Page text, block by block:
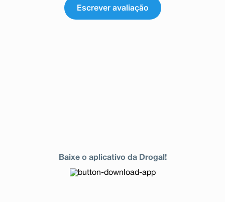
Escrever avaliação
Baixe o aplicativo da Drogal!